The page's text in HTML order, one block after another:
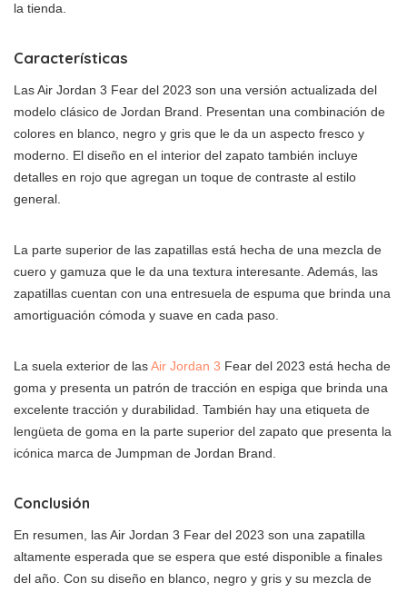
la tienda.
Características
Las Air Jordan 3 Fear del 2023 son una versión actualizada del
modelo clásico de Jordan Brand. Presentan una combinación de
colores en blanco, negro y gris que le da un aspecto fresco y
moderno. El diseño en el interior del zapato también incluye
detalles en rojo que agregan un toque de contraste al estilo
general.
La parte superior de las zapatillas está hecha de una mezcla de
cuero y gamuza que le da una textura interesante. Además, las
zapatillas cuentan con una entresuela de espuma que brinda una
amortiguación cómoda y suave en cada paso.
La suela exterior de lasAir Jordan 3 Fear del 2023 está hecha de
goma y presenta un patrón de tracción en espiga que brinda una
excelente tracción y durabilidad. También hay una etiqueta de
lengüeta de goma en la parte superior del zapato que presenta la
icónica marca de Jumpman de Jordan Brand.
Conclusión
En resumen, las Air Jordan 3 Fear del 2023 son una zapatilla
altamente esperada que se espera que esté disponible a finales
del año. Con su diseño en blanco, negro y gris y su mezcla de